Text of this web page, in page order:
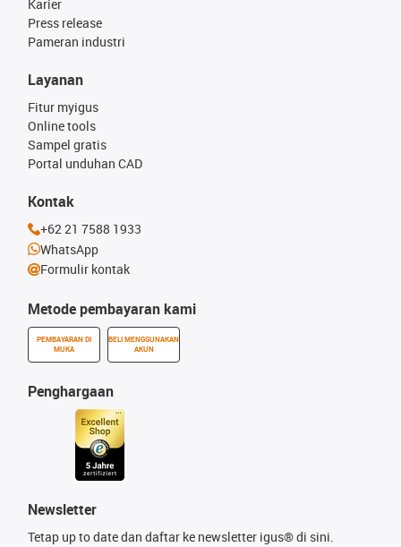
Karier
Press release
Pameran industri
Metode pembayaran kami
PEMBAYARAN DI
MUKA
BELI MENGGUNAKAN
AKUN
Layanan
Fitur myigus
Online tools
Sampel gratis
Portal unduhan CAD
Penghargaan
Newsletter
Tetap up to date dan daftar ke newsletter igus® di sini.
Kontak
+62 21 7588 1933
WhatsApp
Formulir kontak